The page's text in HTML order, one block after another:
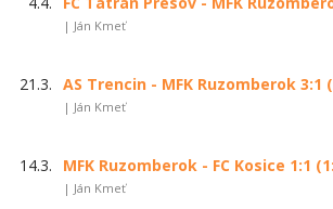
| Ján Kmeť
21.3. AS Trencin - MFK Ruzomberok 3:1
| Ján Kmeť
14.3. MFK Ruzomberok - FC Kosice 1:1
| Ján Kmeť